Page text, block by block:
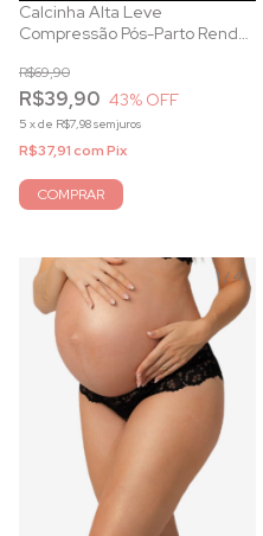
Calcinha Alta Leve
Compressão Pós-Parto Renda
R$39,90
R$69,90
43% OFF
5 xde R$7,98sem juros
R$37,91comPix
COMPRAR
1 /4